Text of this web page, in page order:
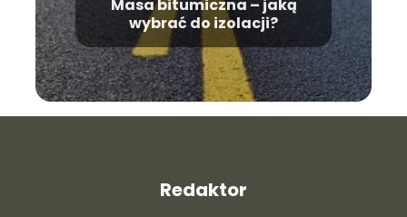
Masa bitumiczna – jaką
wybrać do izolacji?
Redaktor